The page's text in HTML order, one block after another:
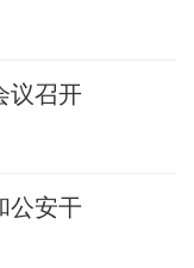
议召开
公安干